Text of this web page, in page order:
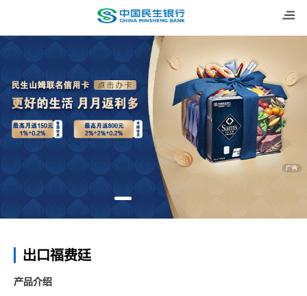
出口福费廷
产品介绍